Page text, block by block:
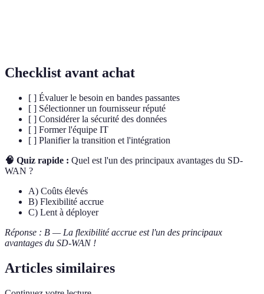
Checklist avant achat
[ ] Évaluer le besoin en bandes passantes
[ ] Sélectionner un fournisseur réputé
[ ] Considérer la sécurité des données
[ ] Former l'équipe IT
[ ] Planifier la transition et l'intégration
🧠 Quiz rapide : Quel est l'un des principaux avantages du SD-
WAN ?
A) Coûts élevés
B) Flexibilité accrue
C) Lent à déployer
Réponse : B — La flexibilité accrue est l'un des principaux
avantages du SD-WAN !
Articles similaires